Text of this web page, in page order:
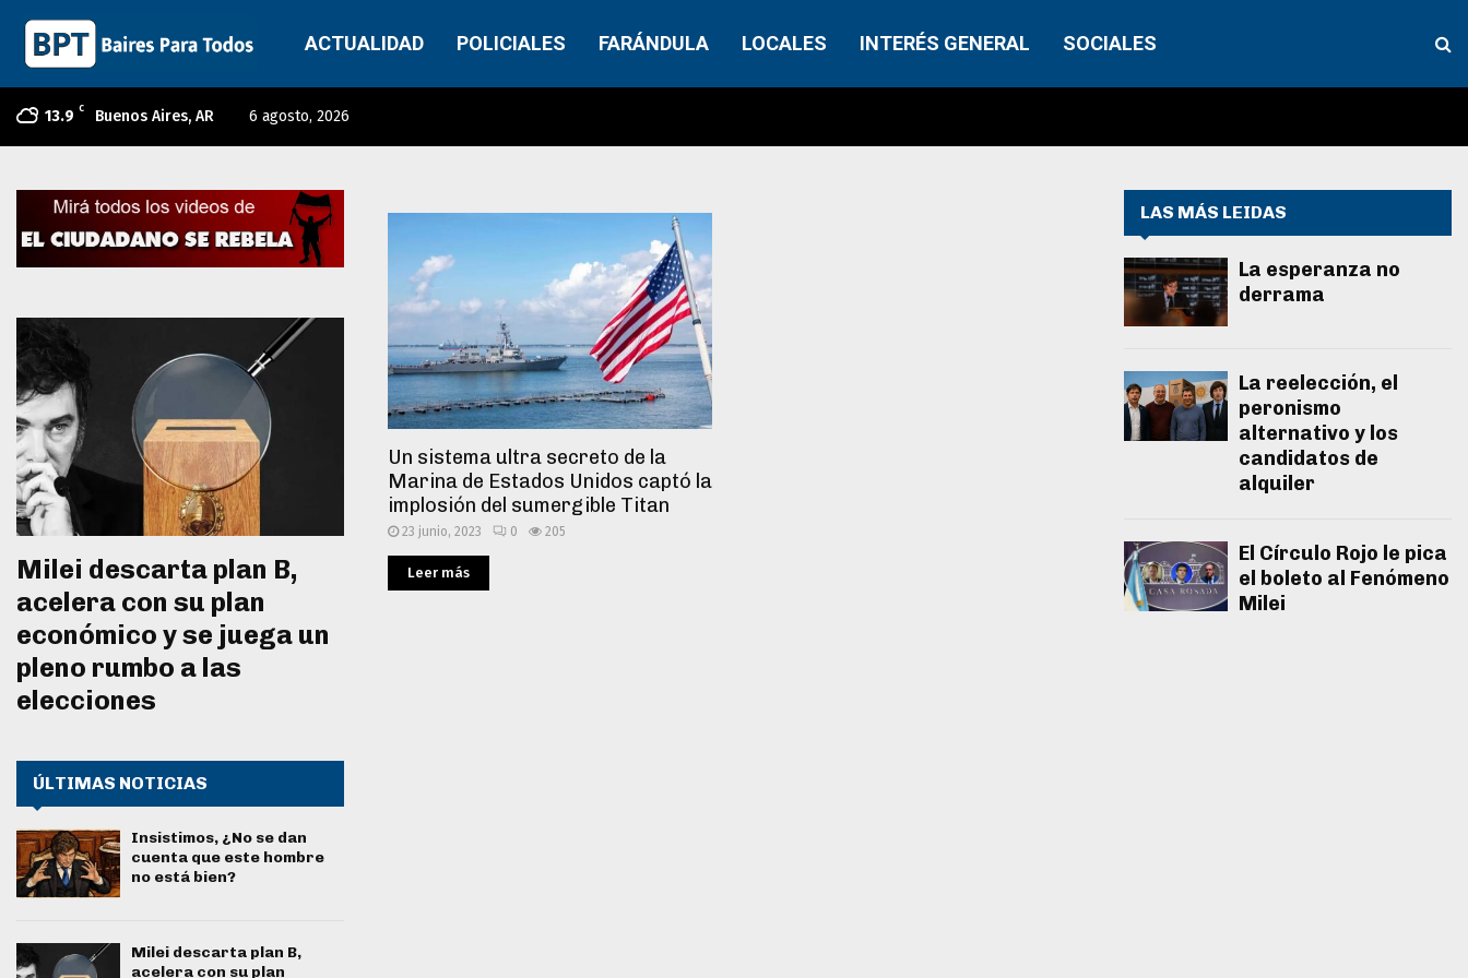
ACTUALIDAD POLICIALES FARÁNDULA LOCALES INTERÉS GENERAL SOCIALES
13.9 C Buenos Aires, AR 6 agosto, 2026
Un sistema ultra secreto de la
Marina de Estados Unidos captó la
implosión del sumergible Titan
23 junio, 2023 0 205
Leer más
Milei descarta plan B,
acelera con su plan
económico y se juega un
pleno rumbo a las
elecciones
ÚLTIMAS NOTICIAS
Insistimos, ¿No se dan
cuenta que este hombre
no está bien?
Milei descarta plan B,
acelera con su plan
LAS MÁS LEIDAS
La esperanza no
derrama
La reelección, el
peronismo
alternativo y los
candidatos de
alquiler
El Círculo Rojo le pica
el boleto al Fenómeno
Milei